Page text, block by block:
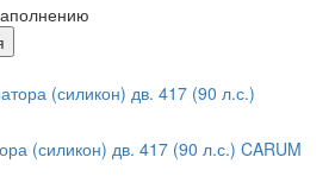
(силикон) дв. 417 (90 л.с.) CARUM